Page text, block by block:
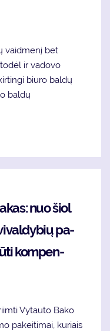
vaidmenį bet
ir vadovo
biuro baldų
baldų
nuo šiol
pa­
kom­pen­
Vy­tau­to Ba­ko
pa­kei­ti­mai, ku­riais